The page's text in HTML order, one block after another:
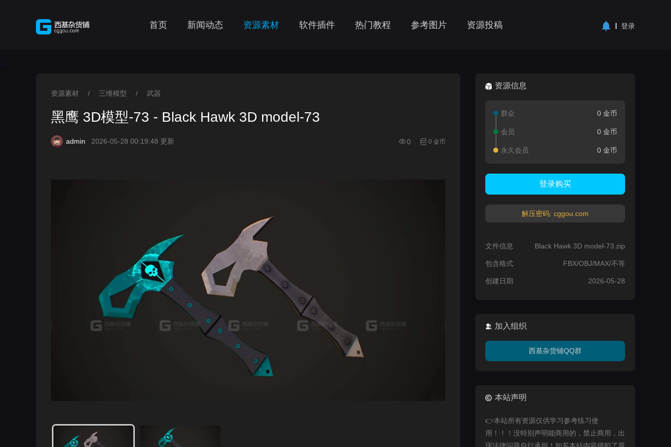
首页 新闻动态 资源素材 软件插件 热门教程 参考图片 资源投稿 登录
-->
资源素材 / 三维模型 / 武器
黑鹰 3D模型-73 - Black Hawk 3D model-73
admin 2026-05-28 00:19:48 更新 0 0 金币
资源信息
群众 0 金币
会员 0 金币
永久会员 0 金币
登录购买
解压密码: cggou.com
文件信息 Black Hawk 3D model-73.zip
包含格式 FBX/OBJ/MAX/不等
创建日期 2026-05-28
加入组织
西基杂货铺QQ群
本站声明
👉本站所有资源仅供学习参考练习使
用！！！没特别声明能商用的，禁止商用，出